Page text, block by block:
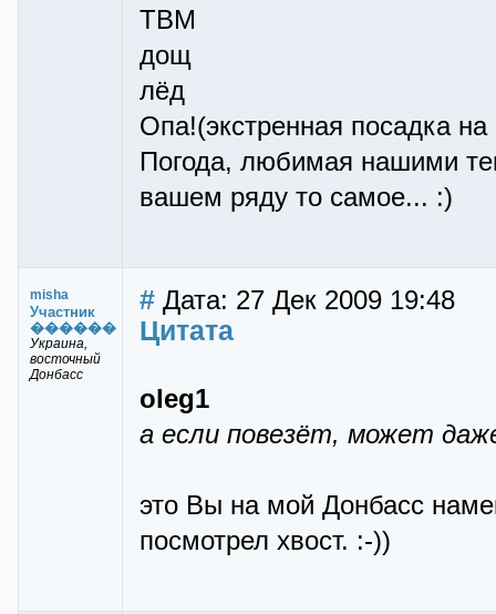
ТВМ
дощ
лёд
Опа!(экстренная посадка на
Погода, любимая нашими
вашем ряду то самое... :)
misha
Участник
������
Украина,
восточный
Донбасс
# Дата: 27 Дек 2009 19:48
Цитата
oleg1
а если повезёт, может
это Вы на мой Донбасс
посмотрел хвост. :-))